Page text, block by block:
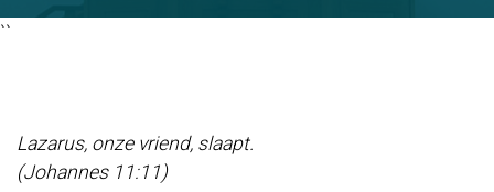
``
Lazarus, onze vriend, slaapt.
(Johannes 11:11)